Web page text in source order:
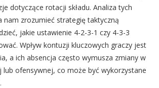
dotyczące rotacji składu. Analiza tych
nam zrozumieć strategię taktyczną
jakie ustawienie 4-2-3-1 czy 4-3-3
Wpływ kontuzji kluczowych graczy jest
a ich absencja często wymusza zmiany w
ofensywnej, co może być wykorzystane